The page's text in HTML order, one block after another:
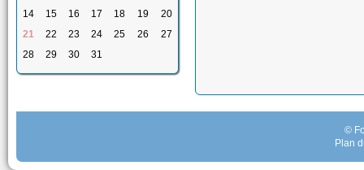
14
15 16 17 18 19
20
21
22 23 24 25 26
27
28
29 30 31
©
Plan